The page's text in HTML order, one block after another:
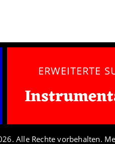
ERWEITERTE
Alle Rechte vorbehalten.